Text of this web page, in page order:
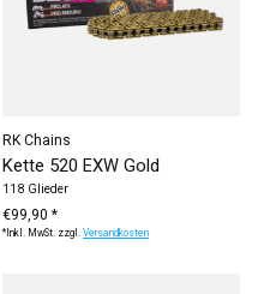
RK Chains
Kette 520 EXW Gold
118 Glieder
€99,90 *
*Inkl. MwSt. zzgl.Versandkosten